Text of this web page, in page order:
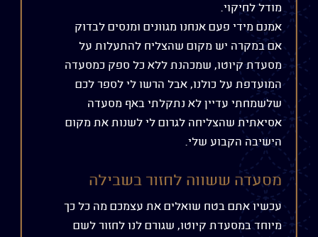
מודל לחיקוי.
אמנם מידי פעם אנחנו מגוונים ומנסים לבדוק
אם במקרה יש מקום שהצליח להתעלות על
מסעדת קיוטו, שמכהנת ללא כל ספק כמסעדה
המועדפת על כולנו, אבל הרשו לי לספר לכם
שלשמחתי עדיין לא נתקלתי באף מסעדה
אסיאתית שהצליחה לגרום לי לשנות את מקום
הישיבה הקבוע שלי.
מסעדה ששווה לחזור בשבילה
עכשיו אתם בטח שואלים את עצמכם מה כל כך
מיוחד במסעדת קיוטו, שגורם לנו לחזור לשם